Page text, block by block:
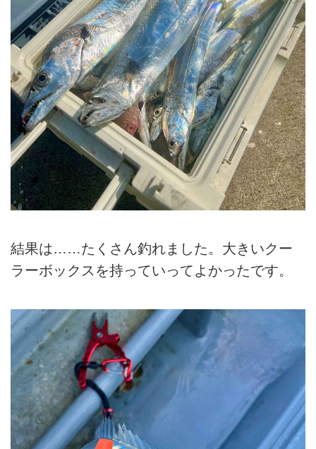
結果は……たくさん釣れました。大きいクー
ラーボックスを持っていってよかったです。